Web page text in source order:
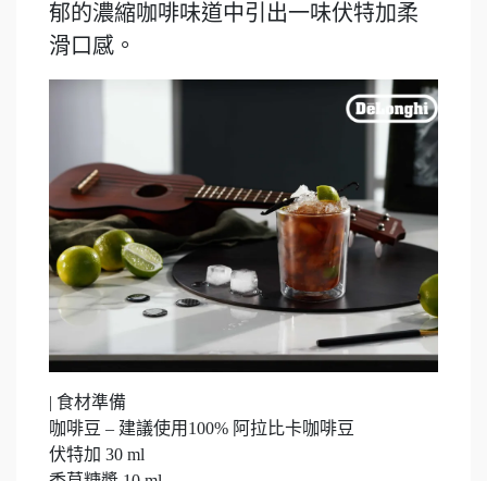
郁的濃縮咖啡味道中引出一味伏特加柔
滑口感。
| 食材準備
咖啡豆 – 建議使用100% 阿拉比卡咖啡豆
伏特加 30 ml